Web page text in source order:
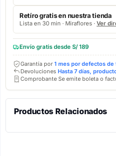
Retíro gratis en nuestra tienda
Lista en 30 min · Miraflores · Ver
Envío gratis desde S/ 189
Garantía por 1 mes por defectos de
Devoluciones Hasta 7 días,
Comprobante Se emite boleta o
Productos Relacionados